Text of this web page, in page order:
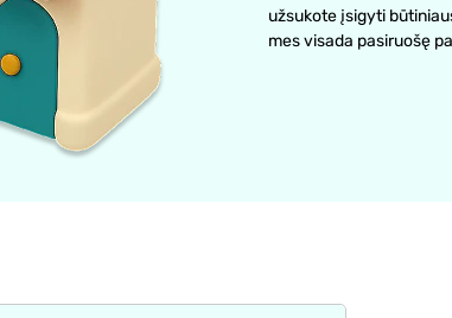
užsukote įsigyti
mes visada pasiruošę